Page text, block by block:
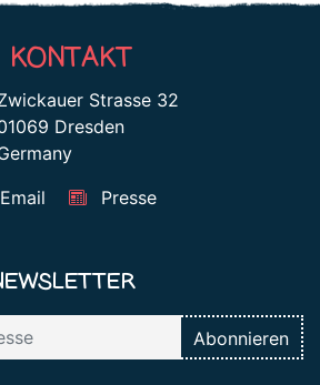
KONTAKT
Strasse 32
Dresden
Email
Presse